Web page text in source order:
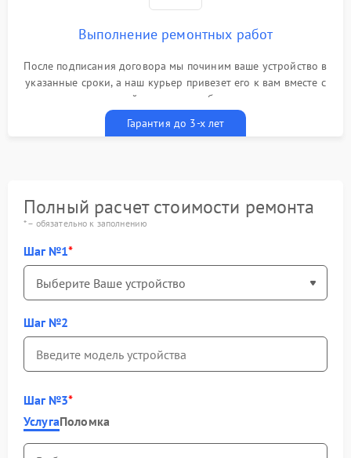
Выполнение ремонтных работ
После подписания договора мы починим ваше устройство в
указанные сроки, а наш курьер привезет его к вам вместе с
гарантийным талоном бесплатно
Гарантия до 3-х лет
Полный расчет стоимости ремонта
* – обязательно к заполнению
Шаг №1
Шаг №2
Шаг №3
УслугаПоломка